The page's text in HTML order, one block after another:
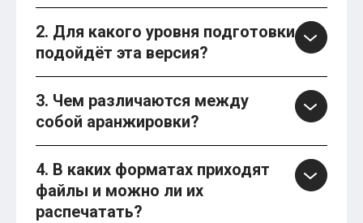
2. Для какого уровня подготовки
подойдёт эта версия?
3. Чем различаются между
собой аранжировки?
4. В каких форматах приходят
файлы и можно ли их
распечатать?